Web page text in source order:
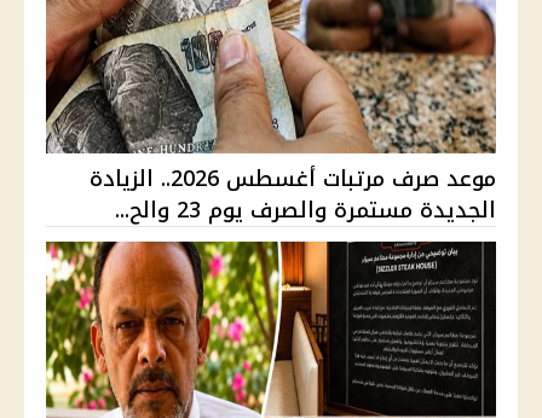
موعد صرف مرتبات أغسطس 2026.. الزيادة
الجديدة مستمرة والصرف يوم 23 والح...